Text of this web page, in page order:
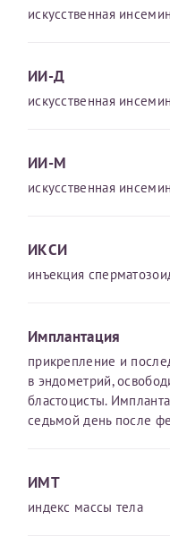
искусственная
ИИ-Д
искусственная
ИИ-М
искусственная
ИКСИ
инъекция
Имплантация
прикрепление и
в эндометрий,
бластоцисты.
седьмой день после
ИМТ
индекс массы тела
2022
2025
Получение справки
Прислать на эл.
Направить
(упрощенный